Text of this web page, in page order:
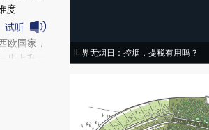
度
试听
点和立
欧国家，
上升。
世界无烟日：控烟，提税有用吗？